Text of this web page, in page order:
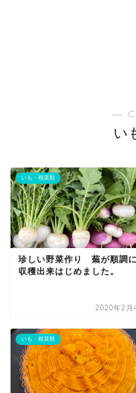
―
い
いも・根菜類
珍しい野菜作り 蕪が順調に
収穫出来はじめました。
2020年2月
いも・根菜類